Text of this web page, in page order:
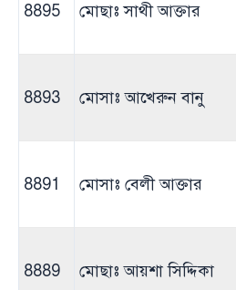
8895 মোছাঃ সাথী আক্তার
8893 মোসাঃ আখেরুন বানু
8891 মোসাঃ বেলী আক্তার
8889 মোছাঃ আয়শা সিদ্দিকা